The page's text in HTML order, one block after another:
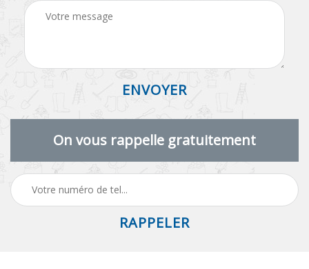
On vous rappelle gratuitement